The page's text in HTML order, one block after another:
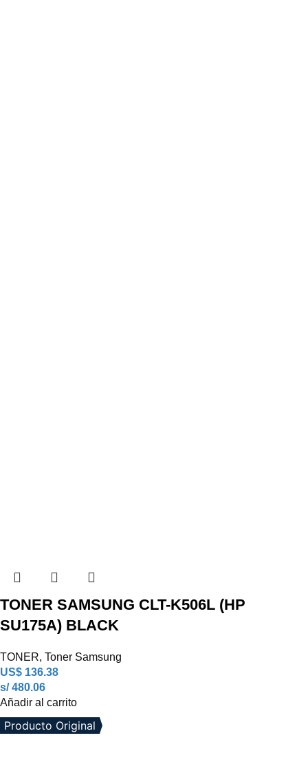
TONER SAMSUNG CLT-K506L (HP
SU175A) BLACK
TONER, Toner Samsung
US$ 136.38
s/ 480.06
Añadir al carrito
Producto Original